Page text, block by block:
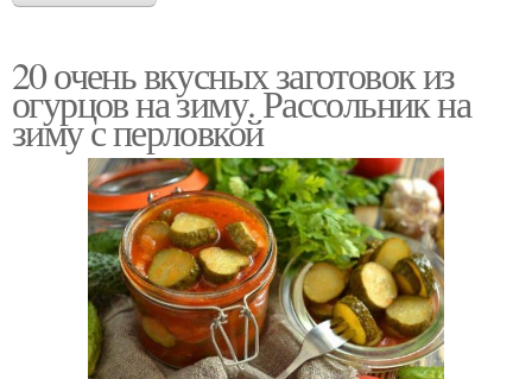
20 очень вкусных заготовок из
огурцов на зиму. Рассольник на
зиму с перловкой